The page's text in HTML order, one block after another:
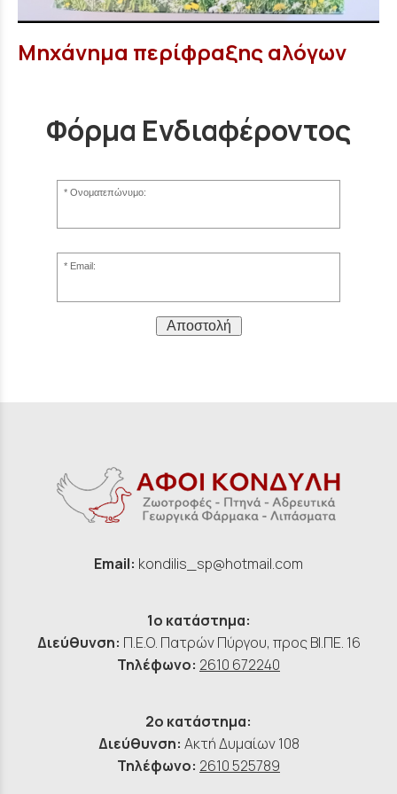
Μηχάνημα περίφραξης αλόγων
Φόρμα Ενδιαφέροντος
Ονοματεπώνυμο:
Email:
Αποστολή
Email: kondilis_sp@hotmail.com
1ο κατάστημα:
Διεύθυνση: Π.Ε.Ο. Πατρών Πύργου, προς ΒΙ.ΠΕ. 16
Τηλέφωνο: 2610 672240
2ο κατάστημα:
Διεύθυνση: Ακτή Δυμαίων 108
Τηλέφωνο: 2610 525789